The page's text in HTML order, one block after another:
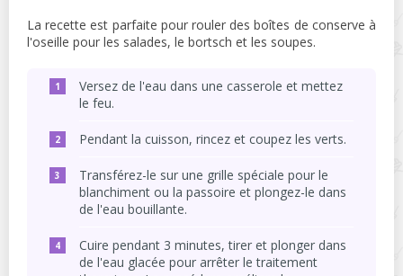
La recette est parfaite pour rouler des boîtes de conserve à
l'oseille pour les salades, le bortsch et les soupes.
Versez de l'eau dans une casserole et mettez
le feu.
Pendant la cuisson, rincez et coupez les verts.
Transférez-le sur une grille spéciale pour le
blanchiment ou la passoire et plongez-le dans
de l'eau bouillante.
Cuire pendant 3 minutes, tirer et plonger dans
de l'eau glacée pour arrêter le traitement